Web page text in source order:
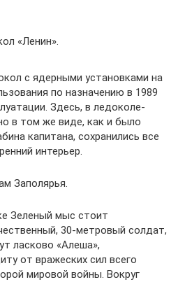
«Ленин».
с ядерными установками на
по назначению в 1989
Здесь, в ледоколе-
в том же виде, как и было
капитана, сохранились все
интерьер.
Заполярья.
Зеленый мыс стоит
30-метровый солдат,
ласково «Алеша»,
от вражеских сил всего
мировой войны. Вокруг